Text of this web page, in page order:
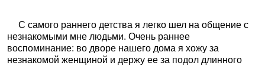
С самого раннего детства я легко шел на общение с
незнакомыми мне людьми. Очень раннее
воспоминание: во дворе нашего дома я хожу за
незнакомой женщиной и держу ее за подол длинного